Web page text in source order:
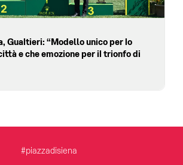
Gualtieri: “Modello unico per lo
e che emozione per il trionfo di
#piazzadisiena